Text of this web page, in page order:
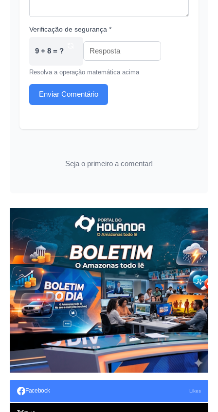
Verificação de segurança *
9 + 8 = ?
Resolva a operação matemática acima
Enviar Comentário
Seja o primeiro a comentar!
Facebook Likes